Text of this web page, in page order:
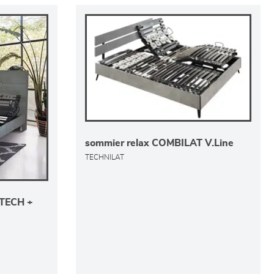
+
sommier relax COMBILAT V.Line
TECHNILAT